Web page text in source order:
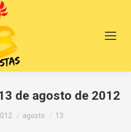
de agosto de 2012
aqui: agosto 13